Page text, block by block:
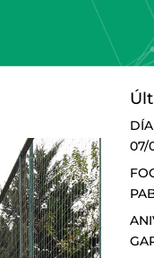
07/